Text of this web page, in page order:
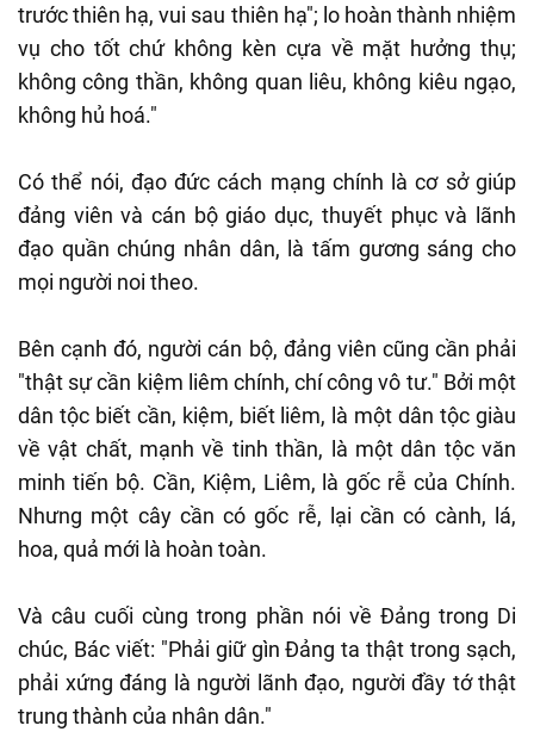
trước thiên hạ, vui sau thiên hạ"; lo hoàn thành nhiệm
vụ cho tốt chứ không kèn cựa về mặt hưởng thụ;
không công thần, không quan liêu, không kiêu ngạo,
không hủ hoá."
Có thể nói, đạo đức cách mạng chính là cơ sở giúp
đảng viên và cán bộ giáo dục, thuyết phục và lãnh
đạo quần chúng nhân dân, là tấm gương sáng cho
mọi người noi theo.
Bên cạnh đó, người cán bộ, đảng viên cũng cần phải
"thật sự cần kiệm liêm chính, chí công vô tư." Bởi một
dân tộc biết cần, kiệm, biết liêm, là một dân tộc giàu
về vật chất, mạnh về tinh thần, là một dân tộc văn
minh tiến bộ. Cần, Kiệm, Liêm, là gốc rễ của Chính.
Nhưng một cây cần có gốc rễ, lại cần có cành, lá,
hoa, quả mới là hoàn toàn.
Và câu cuối cùng trong phần nói về Đảng trong Di
chúc, Bác viết: "Phải giữ gìn Đảng ta thật trong sạch,
phải xứng đáng là người lãnh đạo, người đầy tớ thật
trung thành của nhân dân."